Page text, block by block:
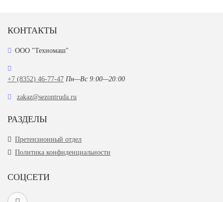
КОНТАКТЫ
ООО "Техномаш"
+7 (8352) 46-77-47 Пн—Вс 9:00—20:00
zakaz@sezontruda.ru
РАЗДЕЛЫ
Претензионный отдел
Политика конфиденциальности
СОЦСЕТИ